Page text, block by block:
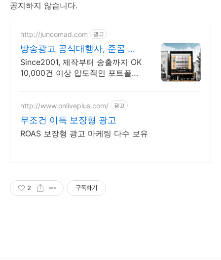
공지하지 않습니다.
http://juncomad.com 광고
방송광고 공식대행사, 준콤 첫
광고 진행시 20% 할인!
Since2001, 제작부터 송출까지 OK
10,000건 이상 압도적인 포트폴리
http://www.onliveplus.com/ 광고
무조건 이득 보장형 광고
ROAS 보장형 광고 마케팅 다수 보유
2 구독하기